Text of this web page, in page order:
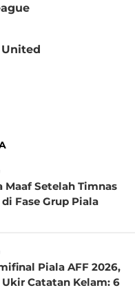
Maaf Setelah Timnas
Fase Grup Piala
Piala AFF 2026,
Catatan Kelam: 6